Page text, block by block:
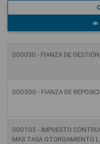
000030 - FIANZA DE GESTIÓN
000500 - FIANZA DE
000105 - IMPUESTO
MAS TASA OTORGAMIENTO